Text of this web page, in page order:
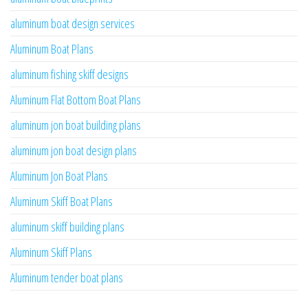
aluminum boat design services
Aluminum Boat Plans
aluminum fishing skiff designs
Aluminum Flat Bottom Boat Plans
aluminum jon boat building plans
aluminum jon boat design plans
Aluminum Jon Boat Plans
Aluminum Skiff Boat Plans
aluminum skiff building plans
Aluminum Skiff Plans
Aluminum tender boat plans